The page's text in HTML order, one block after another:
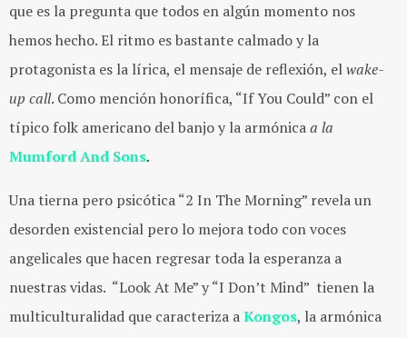
que es la pregunta que todos en algún momento nos
hemos hecho. El ritmo es bastante calmado y la
protagonista es la lírica, el mensaje de reflexión, elwake-
up call. Como mención honorífica, “If You Could” con el
típico folk americano del banjo y la armónicaa la
Mumford And Sons.
Una tierna pero psicótica “2 In The Morning” revela un
desorden existencial pero lo mejora todo con voces
angelicales que hacen regresar toda la esperanza a
nuestras vidas. “Look At Me” y “I Don’t Mind” tienen la
multiculturalidad que caracteriza aKongos, la armónica